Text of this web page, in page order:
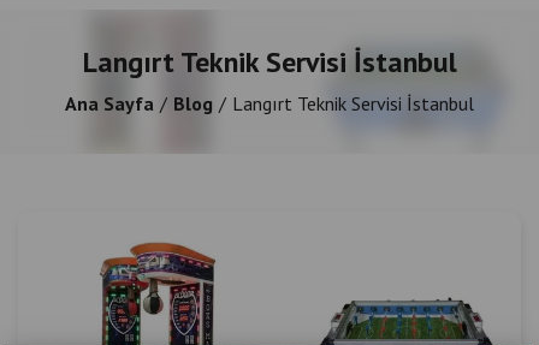
Langırt Teknik Servisi İstanbul
Ana Sayfa Blog Langırt Teknik Servisi İstanbul